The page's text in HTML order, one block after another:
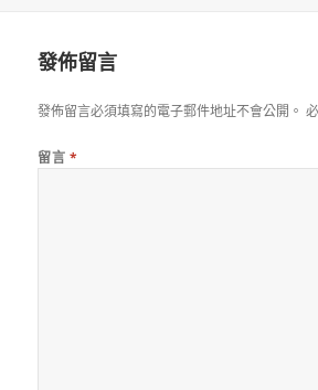
發佈留言
發佈留言必須填寫的電子郵件地址不會公開。
留言 *